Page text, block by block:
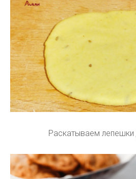
Раскатываем лепешки